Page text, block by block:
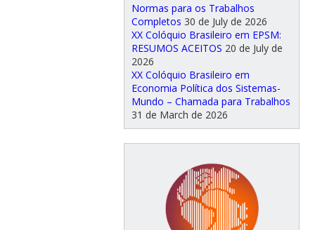
Normas para os Trabalhos
Completos 30 de July de 2026
XX Colóquio Brasileiro em EPSM:
RESUMOS ACEITOS 20 de July de
2026
XX Colóquio Brasileiro em
Economia Política dos Sistemas-
Mundo – Chamada para Trabalhos
31 de March de 2026